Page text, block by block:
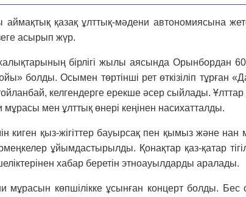
қазақ ұлттық-мәдени автономиясына
асырып жүр.
бірлігі жылы аясында Орынбордан
болды. Осымен төртінші рет өткізіліп тұрған
келгендерге ерекше әсер сыйлады. Ұлттар
мен ұлттық өнері кеңінен насихатталды.
киген қыз-жігіттер бауырсақ пен қымыз және
ұйымдастырылды. Қонақтар қаз-қатар
хабар беретін этноауылдарды аралады.
көп­ші­лікке ұсынған концерт болды. Бес